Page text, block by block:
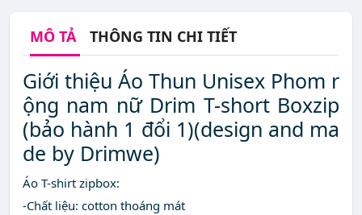
MÔ TẢ THÔNG TIN CHI TIẾT
Giới thiệu Áo Thun Unisex Phom r
ộng nam nữ Drim T-short Boxzip
(bảo hành 1 đổi 1)(design and ma
de by Drimwe)
Áo T-shirt zipbox:
-Chất liệu: cotton thoáng mát